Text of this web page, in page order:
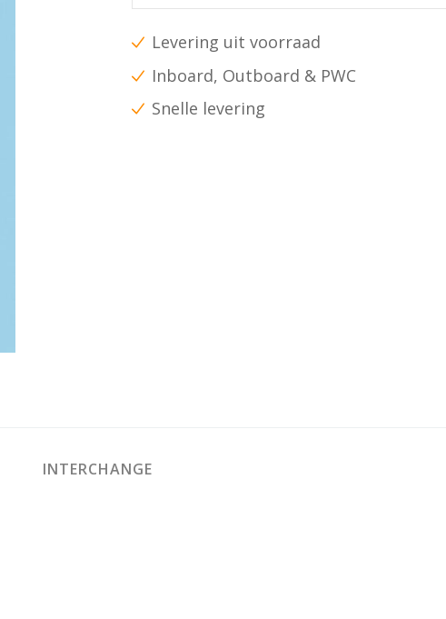
Levering uit voorraad
Inboard, Outboard & PWC
Snelle levering
INTERCHANGE